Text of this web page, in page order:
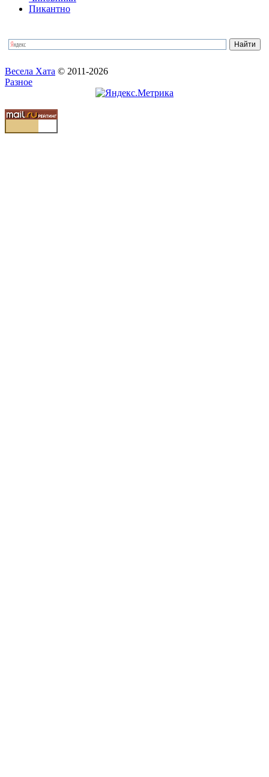
Пикантно
Весела Хата © 2011-2026
Разное